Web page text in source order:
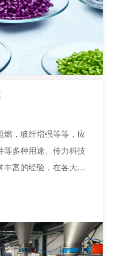
燃，玻纤增强等等，应
等多种用途。传力科技
丰富的经验，在各大改